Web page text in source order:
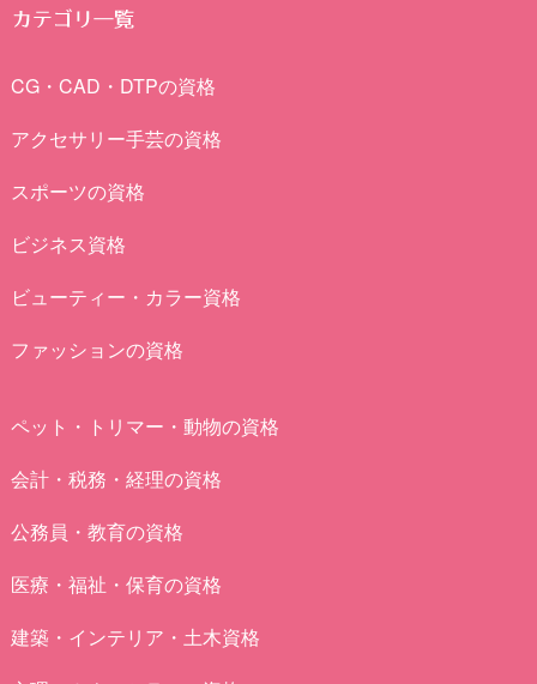
CG・CAD・DTPの資格
アクセサリー手芸の資格
スポーツの資格
ビジネス資格
ビューティー・カラー資格
ファッションの資格
ペット・トリマー・動物の資格
会計・税務・経理の資格
公務員・教育の資格
医療・福祉・保育の資格
建築・インテリア・土木資格